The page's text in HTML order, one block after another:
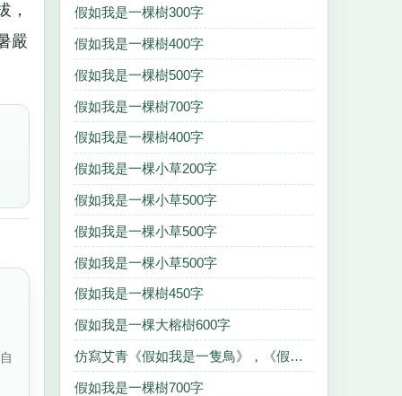
，
嚴
假如我是一棵樹300字
假如我是一棵樹400字
假如我是一棵樹500字
假如我是一棵樹700字
假如我是一棵樹400字
假如我是一棵小草200字
假如我是一棵小草500字
假如我是一棵小草500字
假如我是一棵小草500字
假如我是一棵樹450字
假如我是一棵大榕樹600字
仿寫艾青《假如我是一隻鳥》，《假如我是一朵花》100字
假如我是一棵樹700字